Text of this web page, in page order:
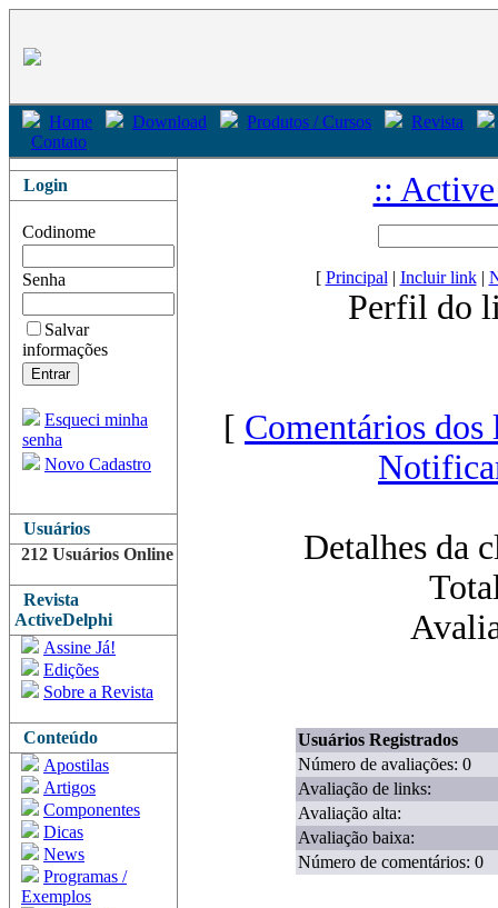
Home Download Produtos / Cursos
Revista
Contato
Login
Codinome
Senha
Salvar
informações
Esqueci minha
senha
Novo Cadastro
Usuários
212 Usuários Online
Revista
ActiveDelphi
Assine Já!
Edições
Sobre a Revista
Conteúdo
Apostilas
Artigos
Componentes
Dicas
News
Programas /
Exemplos
::
[ Principal | Incluir link|
Perfil do
[ Comentários dos
Detalhes da
Usuários Registrados
Número de avaliações: 0
Avaliação de links:
Avaliação alta:
Avaliação baixa:
Número de comentários: 0